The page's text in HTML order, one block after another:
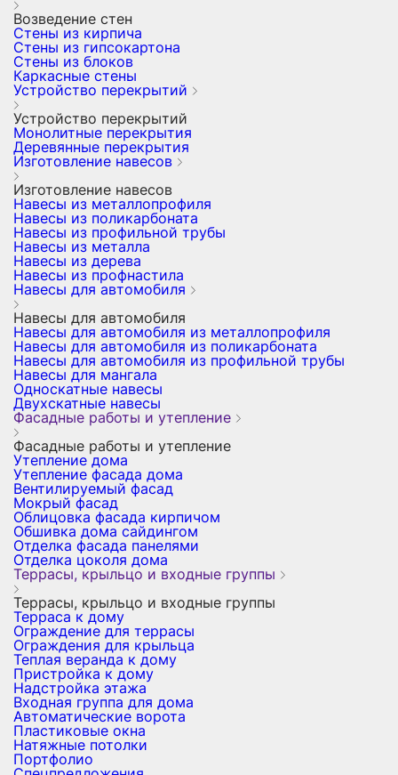
Возведение стен
Стены из кирпича
Стены из гипсокартона
Стены из блоков
Каркасные стены
Устройство перекрытий
Устройство перекрытий
Монолитные перекрытия
Деревянные перекрытия
Изготовление навесов
Изготовление навесов
Навесы из металлопрофиля
Навесы из поликарбоната
Навесы из профильной трубы
Навесы из металла
Навесы из дерева
Навесы из профнастила
Навесы для автомобиля
Навесы для автомобиля
Навесы для автомобиля из металлопрофиля
Навесы для автомобиля из поликарбоната
Навесы для автомобиля из профильной трубы
Навесы для мангала
Односкатные навесы
Двухскатные навесы
Фасадные работы и утепление
Фасадные работы и утепление
Утепление дома
Утепление фасада дома
Вентилируемый фасад
Мокрый фасад
Облицовка фасада кирпичом
Обшивка дома сайдингом
Отделка фасада панелями
Отделка цоколя дома
Террасы, крыльцо и входные группы
Террасы, крыльцо и входные группы
Терраса к дому
Ограждение для террасы
Ограждения для крыльца
Теплая веранда к дому
Пристройка к дому
Надстройка этажа
Входная группа для дома
Автоматические ворота
Пластиковые окна
Натяжные потолки
Портфолио